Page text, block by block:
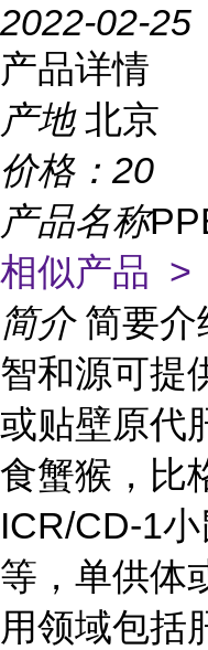
2022-02-25
产品详情
产地 北京
价格： 20
产品名称
相似产品 >
简介 简要介
智和源可提
或贴壁原代
食蟹猴，比
ICR/CD-1
等，单供体
用领域包括